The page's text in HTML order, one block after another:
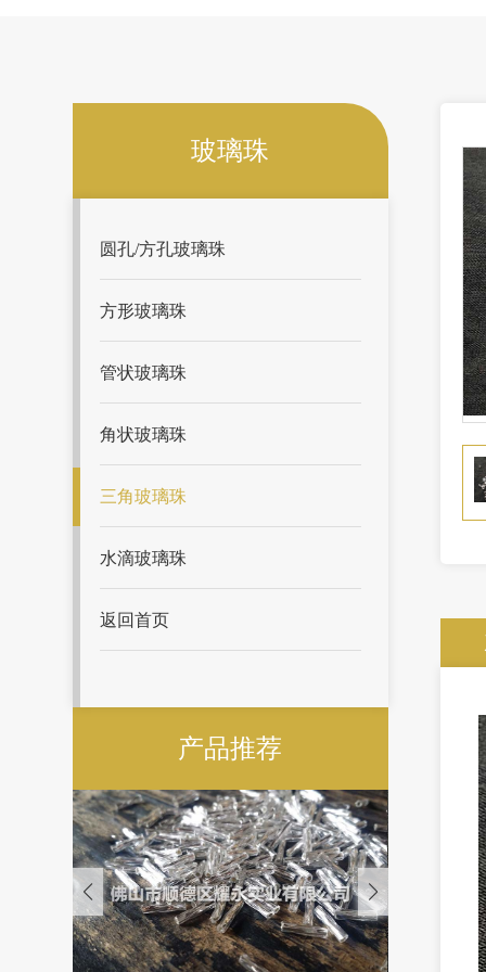
玻璃珠
圆孔/方孔玻璃珠
方形玻璃珠
管状玻璃珠
角状玻璃珠
三角玻璃珠
水滴玻璃珠
返回首页
产品推荐